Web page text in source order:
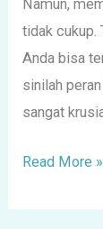
Namun,
tidak cukup.
Anda bisa
sinilah
sangat
Read More »